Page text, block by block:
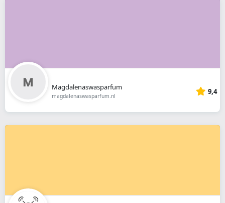
Magdalenaswasparfum
magdalenaswasparfum.nl 9,4